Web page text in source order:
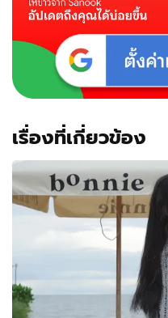
เซ็กซี่
นี้
ได้
เห็น
บ่อย
เรื่องที่เกี่ยวข้อง